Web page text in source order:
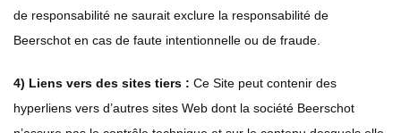
de responsabilité ne saurait exclure la responsabilité de
Beerschot en cas de faute intentionnelle ou de fraude.
4) Liens vers des sites tiers : Ce Site peut contenir des
hyperliens vers d’autres sites Web dont la société Beerschot